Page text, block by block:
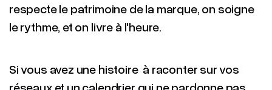
respecte le patrimoine de la marque, on soigne
le rythme, et on livre à l'heure.
Si vous avez une histoire à raconter sur vos
réseaux et un calendrier qui ne pardonne pas,